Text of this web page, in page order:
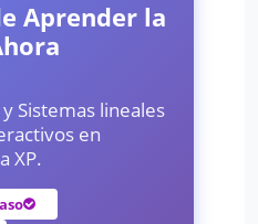
Aprender la
Sistemas lineales
en
XP.